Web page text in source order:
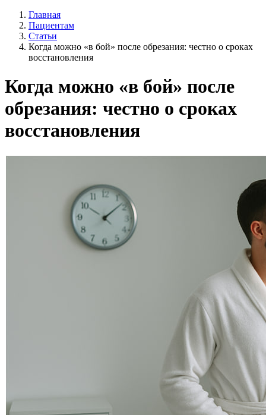
Главная
Пациентам
Статьи
Когда можно «в бой» после обрезания: честно о сроках
восстановления
Когда можно «в бой» после
обрезания: честно о сроках
восстановления